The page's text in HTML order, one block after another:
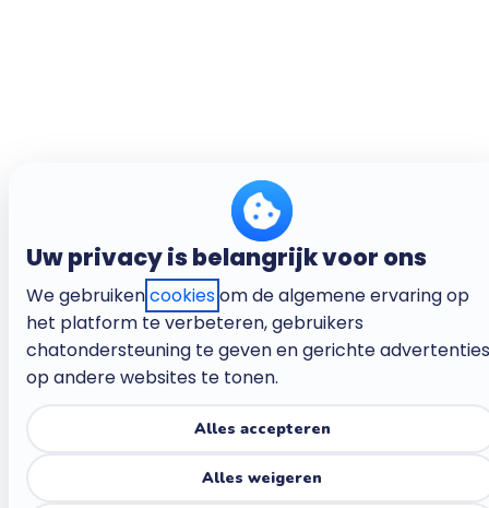
Uw privacy is belangrijk voor ons
We gebruikencookiesom de algemene ervaring op
het platform te verbeteren, gebruikers
chatondersteuning te geven en gerichte advertenties
op andere websites te tonen.
Alles accepteren
Alles weigeren